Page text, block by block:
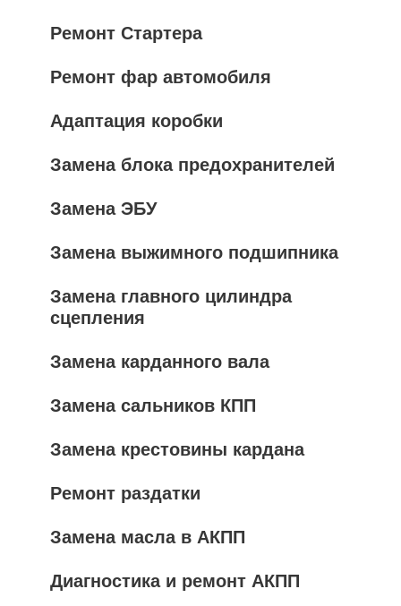
Ремонт Стартера
Ремонт фар автомобиля
Адаптация коробки
Замена блока предохранителей
Замена ЭБУ
Замена выжимного подшипника
Замена главного цилиндра
сцепления
Замена карданного вала
Замена сальников КПП
Замена крестовины кардана
Ремонт раздатки
Замена масла в АКПП
Диагностика и ремонт АКПП